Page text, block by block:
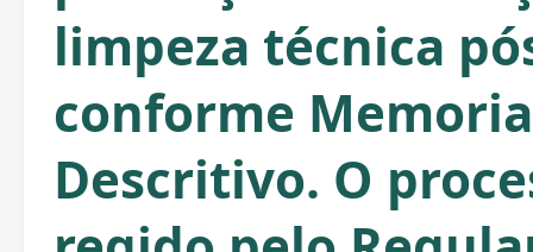
limpeza técnica
conforme
Descritivo. O